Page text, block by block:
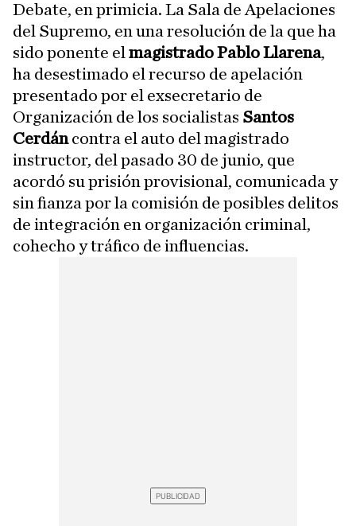
Debate, en primicia. La Sala de Apelaciones
del Supremo, en una resolución de la que ha
sido ponente el magistrado Pablo Llarena,
ha desestimado el recurso de apelación
presentado por el exsecretario de
Organización de los socialistas Santos
Cerdáncontra el auto del magistrado
instructor, del pasado 30 de junio, que
acordó su prisión provisional, comunicada y
sin fianza por la comisión de posibles delitos
de integración en organización criminal,
cohecho y tráfico de influencias.